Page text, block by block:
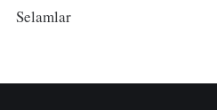
Selamlar